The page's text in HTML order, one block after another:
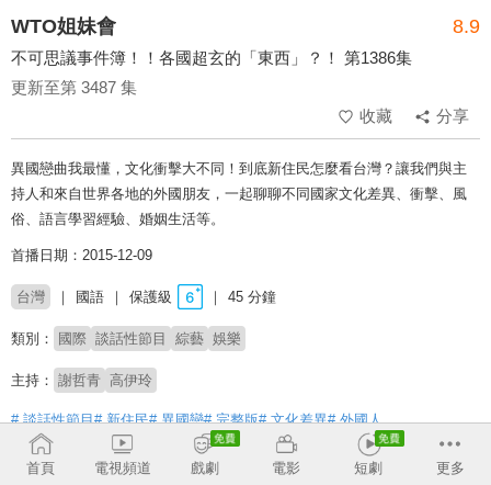
WTO姐妹會 8.9
不可思議事件簿！！各國超玄的「東西」？！ 第1386集
更新至第 3487 集
收藏
分享
異國戀曲我最懂，文化衝擊大不同！到底新住民怎麼看台灣？讓我們與主
持人和來自世界各地的外國朋友，一起聊聊不同國家文化差異、衝擊、風
俗、語言學習經驗、婚姻生活等。
首播日期：2015-12-09
台灣 國語 保護級 45 分鐘
類別： 國際 談話性節目 綜藝 娛樂
主持： 謝哲青 高伊玲
# 談話性節目# 新住民# 異國戀# 完整版# 文化差異# 外國人
首頁 電視頻道 戲劇 電影 短劇 更多